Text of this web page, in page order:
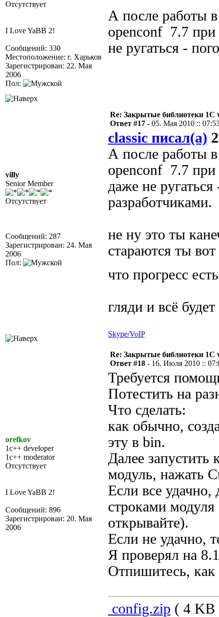
Отсутствует
I Love YaBB 2!
Сообщений: 330
Местоположение: г. Харьков
Зарегистрирован: 22. Мая
2006
Пол:
А после работы
openconf 7.7 при
не ругаться -
villy
Senior Member
Отсутствует
Сообщений: 287
Зарегистрирован: 24. Мая
2006
Пол:
Re: Закрытые библиотеки 1С
Ответ #17 - 05. Мая 2010 ::
classic писал(а)
А после работы
openconf 7.7 при
даже не
разработчиками.
не ну это ты
стараются ты
что прогресс
гляди и всё
Skype/VoIP
orefkov
1c++ developer
1c++ moderator
Отсутствует
I Love YaBB 2!
Сообщений: 896
Зарегистрирован: 20. Мая
2006
Re: Закрытые библиотеки 1С
Ответ #18 - 16. Июля 2010 ::
Требуется
Потестить на
Что сделать:
как обычно,
эту в bin.
Далее запустить
модуль, нажать
Если все
строками
открывайте).
Если не удачно,
Я проверял на
Отпишитесь, как
config.zip ( 4 KB